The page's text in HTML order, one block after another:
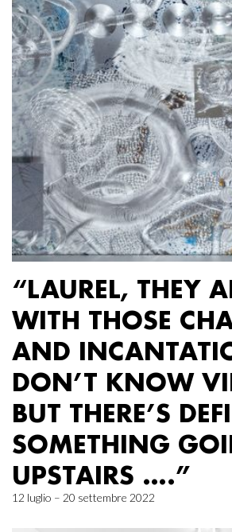
“LAUREL, THEY
WITH THOSE
AND
DON’T KNOW
BUT THERE’S
SOMETHING
UPSTAIRS ….”
12 luglio – 20 settembre 2022